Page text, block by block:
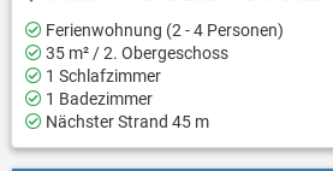
Ferienwohnung (2 - 4 Personen)
35 m² / 2. Obergeschoss
1 Schlafzimmer
1 Badezimmer
Nächster Strand 45 m